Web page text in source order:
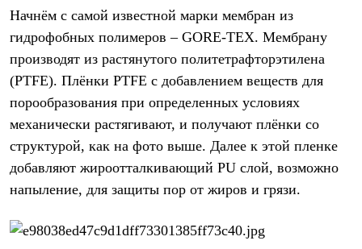
Легкое термобелье
Флисовая одежда
Куртки
Детская одежда
Утепленная пухом
Комбинезоны
Куртки
Брюки
Утепленная синтетикой
Комбинезоны
Куртки
Брюки
Футболки
Толстовки
Начнём с самой известной марки мембран из
гидрофобных полимеров – GORE-TEX. Мембрану
производят из растянутого политетрафторэтилена
(PTFE). Плёнки PTFE с добавлением веществ для
порообразования при определенных условиях
механически растягивают, и получают плёнки со
структурой, как на фото выше. Далее к этой пленке
добавляют жироотталкивающий PU слой, возможно
напыление, для защиты пор от жиров и грязи.